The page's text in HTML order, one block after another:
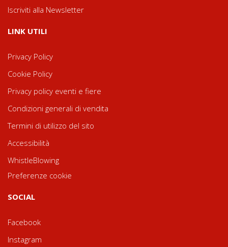
Iscriviti alla Newsletter
LINK UTILI
Privacy Policy
Cookie Policy
Privacy policy eventi e fiere
Condizioni generali di vendita
Termini di utilizzo del sito
Accessibilità
WhistleBlowing
Preferenze cookie
SOCIAL
Facebook
Instagram